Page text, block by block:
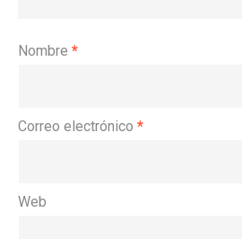
Nombre *
Correo electrónico *
Web